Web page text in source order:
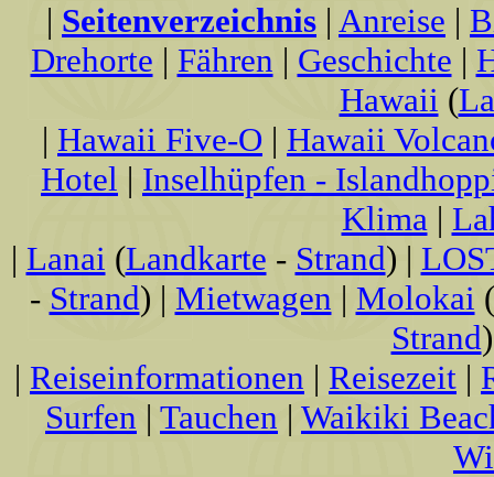
| Seitenverzeichnis | Anreise |
Drehorte | Fähren | Geschichte |
Hawaii (
| Hawaii Five-O | Hawaii
Hotel | Inselhüpfen -
Klima|
| Lanai (Landkarte - Strand) |
- Strand) | Mietwagen | Molokai (
Strand
| Reiseinformationen | Reisezeit |
Surfen | Tauchen | Waikiki